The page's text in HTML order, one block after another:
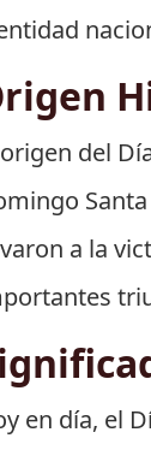
del
a la
en día, el